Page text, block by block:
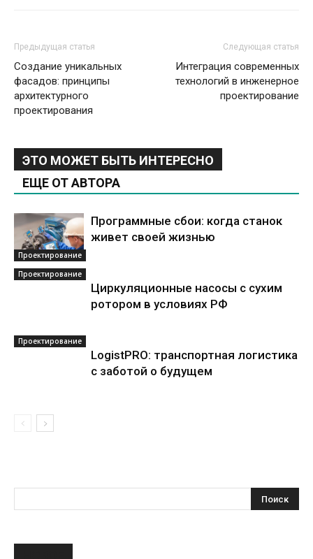
Предыдущая статья
Создание уникальных
фасадов: принципы
архитектурного
проектирования
Следующая статья
Интеграция современных
технологий в инженерное
проектирование
ЭТО МОЖЕТ БЫТЬ ИНТЕРЕСНО
ЕЩЕ ОТ АВТОРА
Проектирование
Программные сбои: когда станок
живет своей жизнью
Проектирование
Циркуляционные насосы с сухим
ротором в условиях РФ
Проектирование
LogistPRO: транспортная логистика
с заботой о будущем